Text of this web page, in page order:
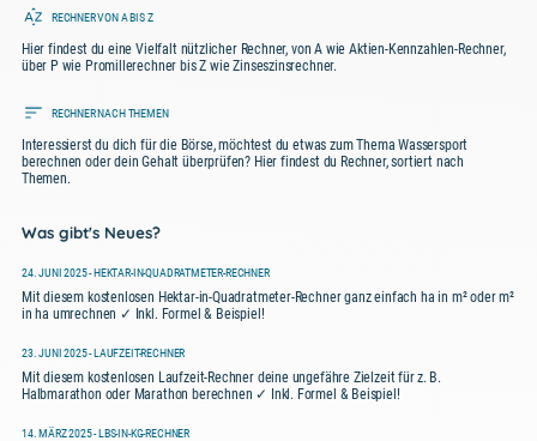
RECHNER VON A BIS Z
Hier findest du eine Vielfalt nützlicher Rechner, von A wie Aktien-Kennzahlen-Rechner,
über P wie Promillerechner bis Z wie Zinseszinsrechner.
RECHNER NACH THEMEN
Interessierst du dich für die Börse, möchtest du etwas zum Thema Wassersport
berechnen oder dein Gehalt überprüfen? Hier findest du Rechner, sortiert nach
Themen.
Was gibt's Neues?
24. JUNI 2025 - HEKTAR-IN-QUADRATMETER-RECHNER
Mit diesem kostenlosen Hektar-in-Quadratmeter-Rechner ganz einfach ha in m² oder m²
in ha umrechnen ✓ Inkl. Formel & Beispiel!
23. JUNI 2025 - LAUFZEIT-RECHNER
Mit diesem kostenlosen Laufzeit-Rechner deine ungefähre Zielzeit für z. B.
Halbmarathon oder Marathon berechnen ✓ Inkl. Formel & Beispiel!
14. MÄRZ 2025 - LBS-IN-KG-RECHNER